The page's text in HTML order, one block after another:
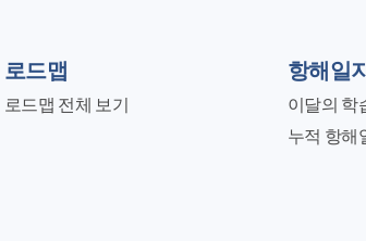
로드맵
로드맵 전체 보기
항해일지
이달의 학
누적 항해